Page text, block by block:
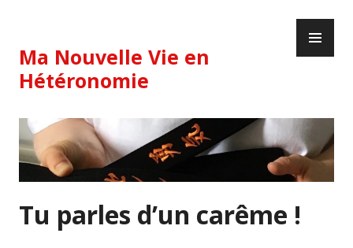
content
Ma Nouvelle Vie en
Hétéronomie
Tu parles d’un carême !